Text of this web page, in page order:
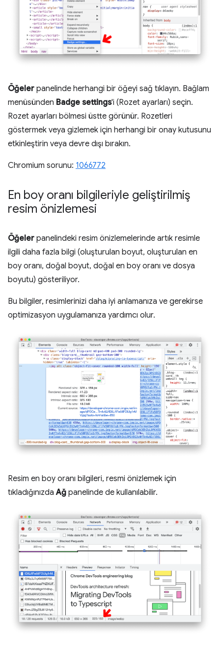
Öğeler panelinde herhangi bir öğeyi sağ tıklayın. Bağlam
menüsünden Badge settings'i (Rozet ayarları) seçin.
Rozet ayarları bölmesi üstte görünür. Rozetleri
göstermek veya gizlemek için herhangi bir onay kutusunu
etkinleştirin veya devre dışı bırakın.
Chromium sorunu: 1066772
En boy oranı bilgileriyle geliştirilmiş
resim önizlemesi
Öğeler panelindeki resim önizlemelerinde artık resimle
ilgili daha fazla bilgi (oluşturulan boyut, oluşturulan en
boy oranı, doğal boyut, doğal en boy oranı ve dosya
boyutu) gösteriliyor.
Bu bilgiler, resimlerinizi daha iyi anlamanıza ve gerekirse
optimizasyon uygulamanıza yardımcı olur.
Resim en boy oranı bilgileri, resmi önizlemek için
tıkladığınızdaAğ panelinde de kullanılabilir.